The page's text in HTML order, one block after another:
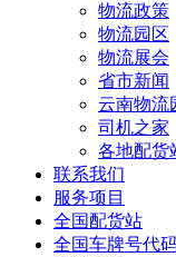
物流政策
物流园区
物流展会
省市新闻
云南物流
司机之家
各地配货
联系我们
服务项目
全国配货站
全国车牌号代